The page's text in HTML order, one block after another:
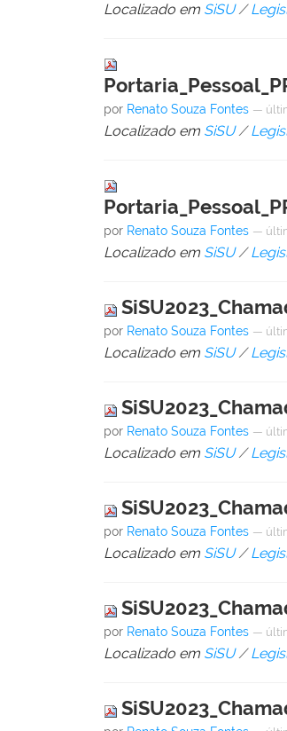
Localizado em SiSU /
por Renato Souza Fontes —
Localizado em SiSU /
por Renato Souza Fontes —
Localizado em SiSU /
por Renato Souza Fontes —
Localizado em SiSU /
por Renato Souza Fontes —
Localizado em SiSU /
por Renato Souza Fontes —
Localizado em SiSU /
por Renato Souza Fontes —
Localizado em SiSU /